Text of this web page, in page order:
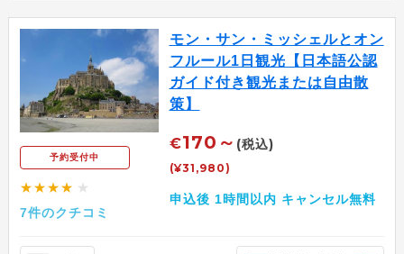
予約受付中
★★★★ ★
7件のクチコミ
モン・サン・ミッシェルとオン
フルール1日観光【日本語公認
ガイド付き観光または自由散
策】
€170～ (税込)
(¥31,980)
申込後 1時間以内 キャンセル無料